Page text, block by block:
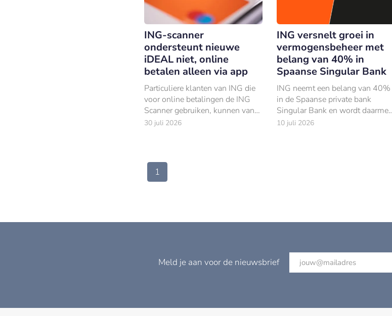
ING-scanner
ondersteunt nieuwe
iDEAL niet, online
betalen alleen via app
Particuliere klanten van ING die
voor online betalingen de ING
Scanner gebruiken, kunnen vanaf
oktober niet langer op deze
30 juli 2026
ING versnelt groei in
vermogensbeheer met
belang van 40% in
Spaanse Singular Bank
ING neemt een belang van 40%
in de Spaanse private bank
Singular Bank en wordt daarmee
de grootste aandeelhouder.
10 juli 2026
1
Meld je aan voor de nieuwsbrief